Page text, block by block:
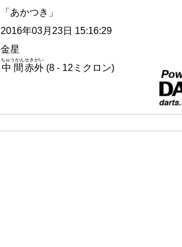
「あかつき」
2016年03月23日 15:16:29
金星
中間
ちゅうかん
赤外
せきがい
(8 - 12ミクロン)